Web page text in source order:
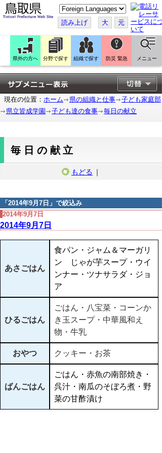
こ
の
ペ
ー
ジ
翻
訳
す
る
読み上げ 大 元
県外の方へ 分野で探す 組織で探す 防災 緊急 メニュー
現在の位置： ホーム 県の組織と仕事
子ども家庭部
県立皆成学園
子ども達の食事 毎日の献立
毎日の献立
もどる ｜
「 2014年9月7日 」で絞込み
2014年9月7日
2014年9月7日
あさごはん
食パン・ジャム＆マーガリ
ン じゃが芋スープ・ウイ
ンナー・ツナサラダ・ジョ
ア
ひるごはん
ごはん・八宝菜・コーンか
き玉スープ・中華風和え
物・牛乳
おやつ クッキー・お茶
ばんごはん
ごはん・赤魚の南部焼き・
呉汁・南瓜のそぼろ煮・野
菜の甘酢漬け